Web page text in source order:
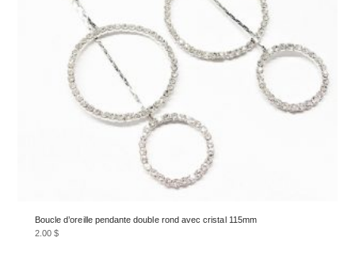
Boucle d’oreille pendante double rond avec cristal 115mm
2.00$